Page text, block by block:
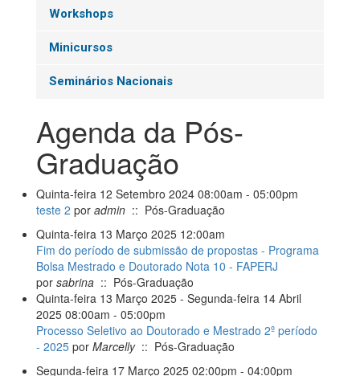
Workshops
Minicursos
Seminários Nacionais
Agenda da Pós-
Graduação
Quinta-feira 12 Setembro 2024 08:00am - 05:00pm
teste 2 por admin :: Pós-Graduação
Quinta-feira 13 Março 2025 12:00am
Fim do período de submissão de propostas - Programa
Bolsa Mestrado e Doutorado Nota 10 - FAPERJ
por sabrina :: Pós-Graduação
Quinta-feira 13 Março 2025 - Segunda-feira 14 Abril
2025 08:00am - 05:00pm
Processo Seletivo ao Doutorado e Mestrado 2º período
- 2025 por Marcelly:: Pós-Graduação
Segunda-feira 17 Março 2025 02:00pm - 04:00pm